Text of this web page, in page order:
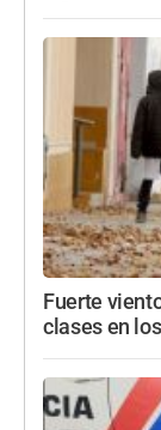
Fuerte
clases en